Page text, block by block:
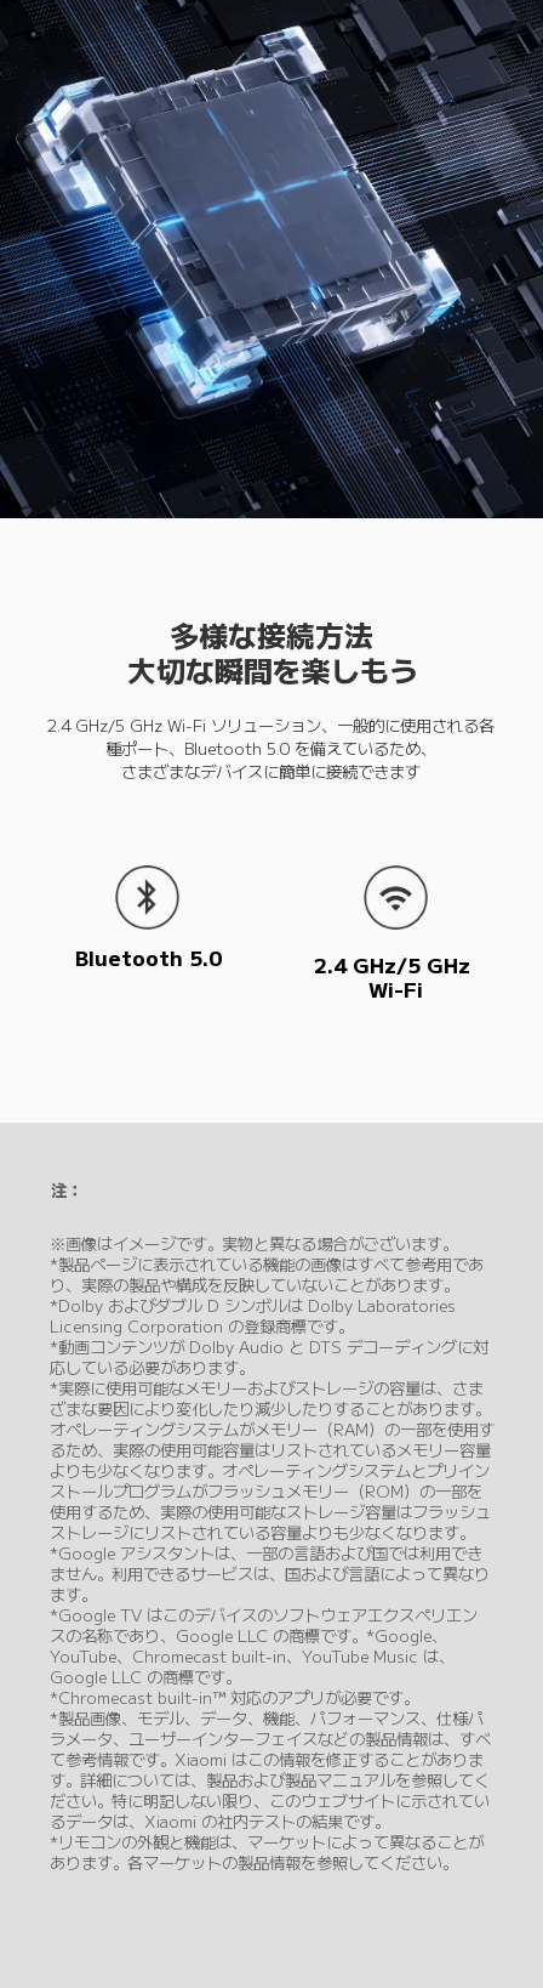
多様な接続方法
大切な瞬間を楽しもう
2.4 GHz/5 GHz Wi-Fi ソリューション、一般的に使用される各
種ポート、Bluetooth 5.0 を備えているため、
さまざまなデバイスに簡単に接続できます
Bluetooth 5.0
2.4 GHz/5 GHz
Wi-Fi
注：
※画像はイメージです。実物と異なる場合がございます。
*製品ページに表示されている機能の画像はすべて参考用であ
り、実際の製品や構成を反映していないことがあります。
*Dolby およびダブル D シンボルは Dolby Laboratories
Licensing Corporation の登録商標です。
*動画コンテンツが Dolby Audio と DTS デコーディングに対
応している必要があります。
*実際に使用可能なメモリーおよびストレージの容量は、さま
ざまな要因により変化したり減少したりすることがあります。
オペレーティングシステムがメモリー（RAM）の一部を使用す
るため、実際の使用可能容量はリストされているメモリー容量
よりも少なくなります。オペレーティングシステムとプリイン
ストールプログラムがフラッシュメモリー（ROM）の一部を
使用するため、実際の使用可能なストレージ容量はフラッシュ
ストレージにリストされている容量よりも少なくなります。
*Google アシスタントは、一部の言語および国では利用でき
ません。利用できるサービスは、国および言語によって異なり
ます。
*Google TV はこのデバイスのソフトウェアエクスペリエン
スの名称であり、Google LLC の商標です。*Google、
YouTube、Chromecast built-in、YouTube Music は、
Google LLC の商標です。
*Chromecast built-in™ 対応のアプリが必要です。
*製品画像、モデル、データ、機能、パフォーマンス、仕様パ
ラメータ、ユーザーインターフェイスなどの製品情報は、すべ
て参考情報です。Xiaomi はこの情報を修正することがありま
す。詳細については、製品および製品マニュアルを参照してく
ださい。特に明記しない限り、このウェブサイトに示されてい
るデータは、Xiaomi の社内テストの結果です。
*リモコンの外観と機能は、マーケットによって異なることが
あります。各マーケットの製品情報を参照してください。